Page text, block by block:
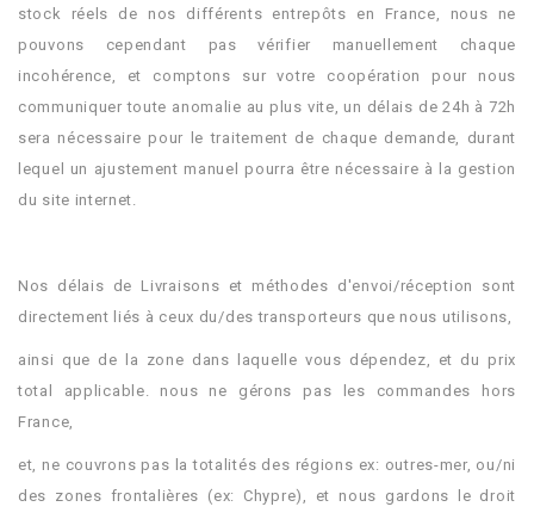
stock réels de nos différents entrepôts en France, nous ne
pouvons cependant pas vérifier manuellement chaque
incohérence, et comptons sur votre coopération pour nous
communiquer toute anomalie au plus vite, un délais de 24h à 72h
sera nécessaire pour le traitement de chaque demande, durant
lequel un ajustement manuel pourra être nécessaire à la gestion
du site internet.
Nos délais de Livraisons et méthodes d'envoi/réception sont
directement liés à ceux du/des transporteurs que nous utilisons,
ainsi que de la zone dans laquelle vous dépendez, et du prix
total applicable. nous ne gérons pas les commandes hors
France,
et, ne couvrons pas la totalités des régions ex: outres-mer, ou/ni
des zones frontalières (ex: Chypre), et nous gardons le droit